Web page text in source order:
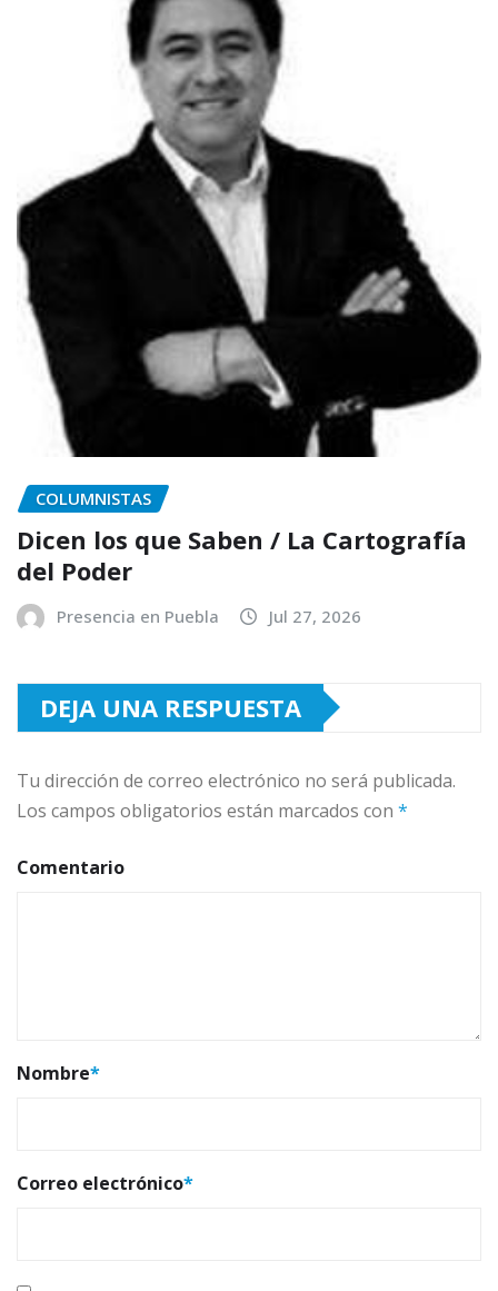
COLUMNISTAS
Dicen los que Saben / La Cartografía
del Poder
Presencia en Puebla Jul 27, 2026
DEJA UNA RESPUESTA
Tu dirección de correo electrónico no será publicada.
Los campos obligatorios están marcados con *
Comentario
Nombre*
Correo electrónico*